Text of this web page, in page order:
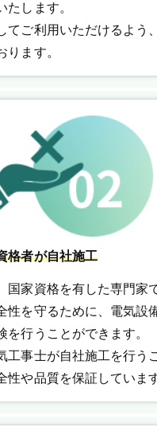
たします。
てご利用いただけるよう
ります。
格者が自社施工
国家資格を有した専門家
性を守るために、電気設
を行うことができます。
工事士が自社施工を行う
性や品質を保証していま